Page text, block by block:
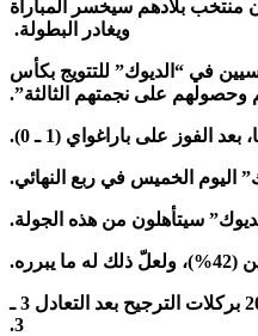
سيفوز من جديد على المغرب ويتأهل للدور نصف النهائي، في حين أن 10 % فقط يعتقدون أن منتخب بلادهم سيخسر المباراة
ويغادر البطولة.
ثقة الفرنسيين في “الديوك” للتتويج بكأس
اليوم الخميس في ربع النهائي.
سيتأهلون من هذه الجولة.
وأقصى المنتخب الإسباني نظيره الفرنسي من نصف نهائي يورو 2024 ودوري الأمم الأوروبية 2025، بينما ألحق المنتخب الأرجنتيني بفرنسا هزيمة قاسية في نهائي كأس العالم 2022 بركلات الترجيح بعد التعادل 3 ـ
3.